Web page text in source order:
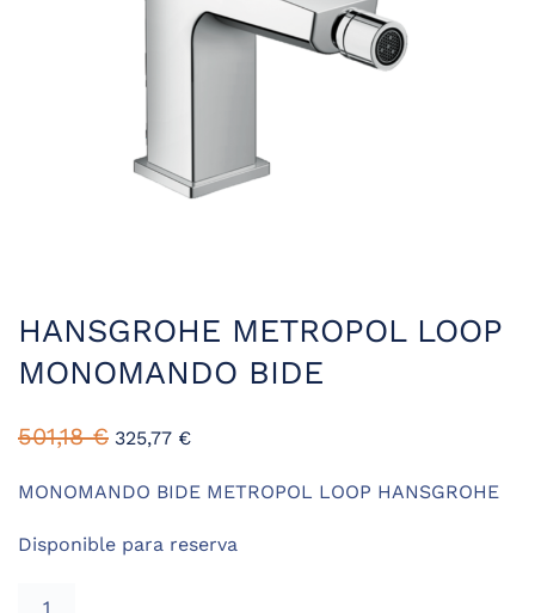
HANSGROHE METROPOL LOOP
MONOMANDO BIDE
501,18€ El
original
501,18 €.
325,77 €El
actual
325,77 €.
MONOMANDO BIDE METROPOL LOOP HANSGROHE
Disponible para reserva